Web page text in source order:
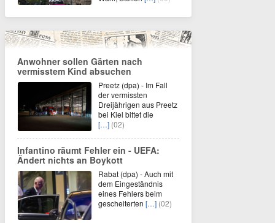
Anwohner sollen Gärten nach
vermisstem Kind absuchen
Preetz (dpa) - Im Fall
der vermissten
Dreijährigen aus Preetz
bei Kiel bittet die
[…] (02)
Infantino räumt Fehler ein - UEFA:
Ändert nichts an Boykott
Rabat (dpa) - Auch mit
dem Eingeständnis
eines Fehlers beim
gescheiterten […] (02)